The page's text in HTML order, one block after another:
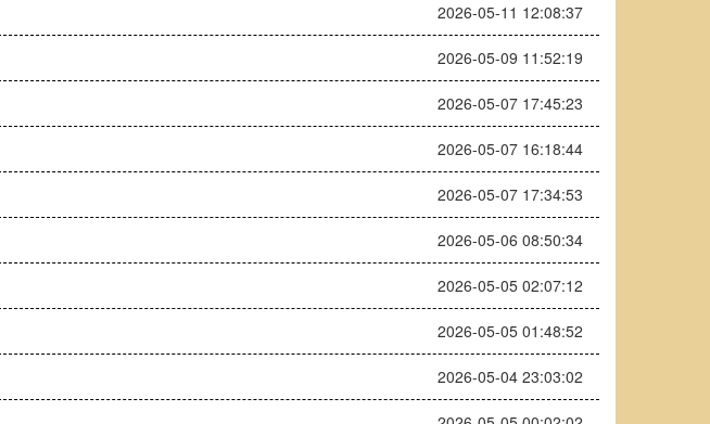
2026-05-11 12:08:37
2026-05-09 11:52:19
2026-05-07 17:45:23
2026-05-07 16:18:44
2026-05-07 17:34:53
2026-05-06 08:50:34
2026-05-05 02:07:12
2026-05-05 01:48:52
2026-05-04 23:03:02